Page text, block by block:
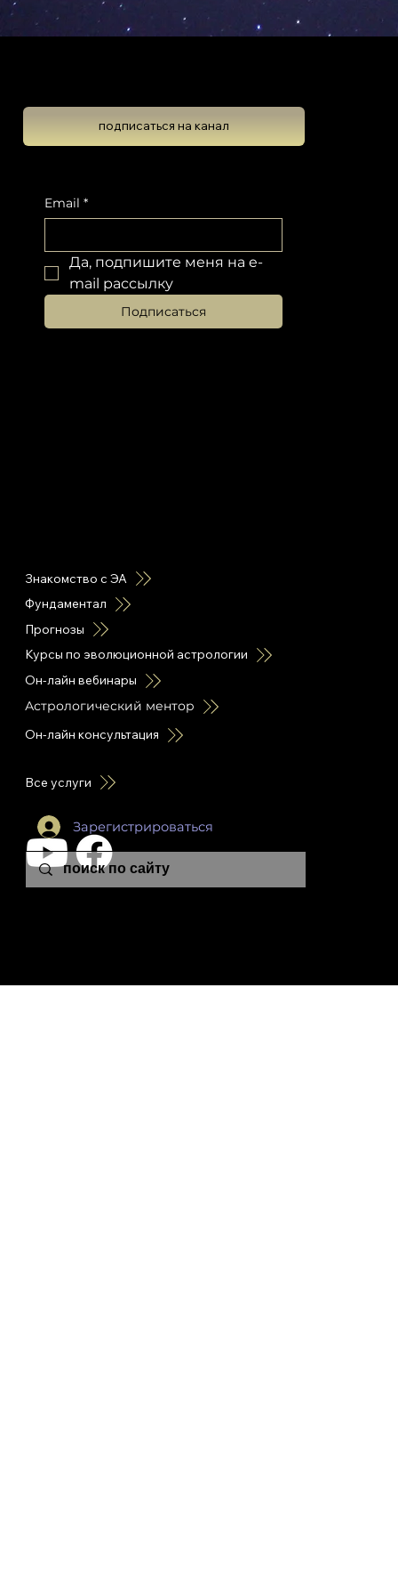
подписаться на канал
Email *
Да, подпишите меня на e-
mail рассылку
Подписаться
Знакомство с ЭА
Фундаментал
Прогнозы
Курсы по эволюционной астрологии
Он-лайн вебинары
Астрологический ментор
Он-лайн консультация
Все услуги
Зарегистрироваться